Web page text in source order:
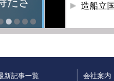
造船立
新記事一覧
会社案内